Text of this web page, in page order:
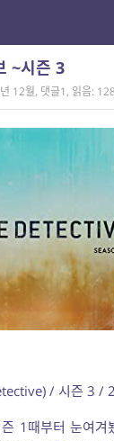
~시즌 3
12월, 댓글1 , 읽음:
/ 시즌 3 /
1때부터 눈여겨